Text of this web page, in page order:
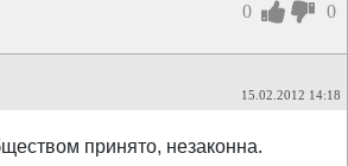
0 0
15.02.2012 14:18
принято, незаконна.